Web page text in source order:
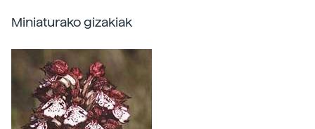
Miniaturako gizakiak